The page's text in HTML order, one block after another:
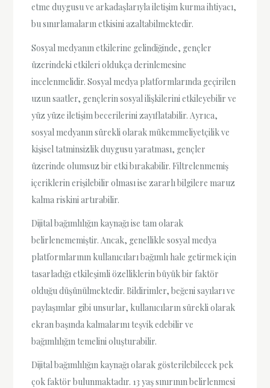
etme duygusu ve arkadaşlarıyla iletişim kurma ihtiyacı,
bu sınırlamaların etkisini azaltabilmektedir.
Sosyal medyanın etkilerine gelindiğinde, gençler
üzerindeki etkileri oldukça derinlemesine
incelenmelidir. Sosyal medya platformlarında geçirilen
uzun saatler, gençlerin sosyal ilişkilerini etkileyebilir ve
yüz yüze iletişim becerilerini zayıflatabilir. Ayrıca,
sosyal medyanın sürekli olarak mükemmeliyetçilik ve
kişisel tatminsizlik duygusu yaratması, gençler
üzerinde olumsuz bir etki bırakabilir. Filtrelenmemiş
içeriklerin erişilebilir olması ise zararlı bilgilere maruz
kalma riskini artırabilir.
Dijital bağımlılığın kaynağı ise tam olarak
belirlenememiştir. Ancak, genellikle sosyal medya
platformlarının kullanıcıları bağımlı hale getirmek için
tasarladığı etkileşimli özelliklerin büyük bir faktör
olduğu düşünülmektedir. Bildirimler, beğeni sayıları ve
paylaşımlar gibi unsurlar, kullanıcıların sürekli olarak
ekran başında kalmalarını teşvik edebilir ve
bağımlılığın temelini oluşturabilir.
Dijital bağımlılığın kaynağı olarak gösterilebilecek pek
çok faktör bulunmaktadır. 13 yaş sınırının belirlenmesi